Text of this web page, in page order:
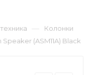
— Колонки
(ASM11A) Black